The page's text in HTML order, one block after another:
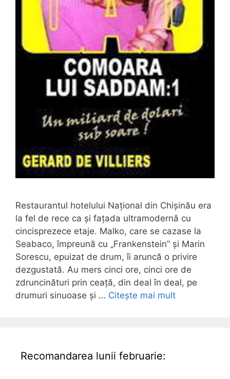
Restaurantul hotelului Național din Chișinău era
la fel de rece ca și fațada ultramodernă cu
cincisprezece etaje. Malko, care se cazase la
Seabaco, împreună cu „Frankenstein” și Marin
Sorescu, epuizat de drum, îi aruncă o privire
dezgustată. Au mers cinci ore, cinci ore de
zdruncinături prin ceață, din deal în deal, pe
drumuri sinuoase și … Citește mai mult
Recomandarea lunii februarie: